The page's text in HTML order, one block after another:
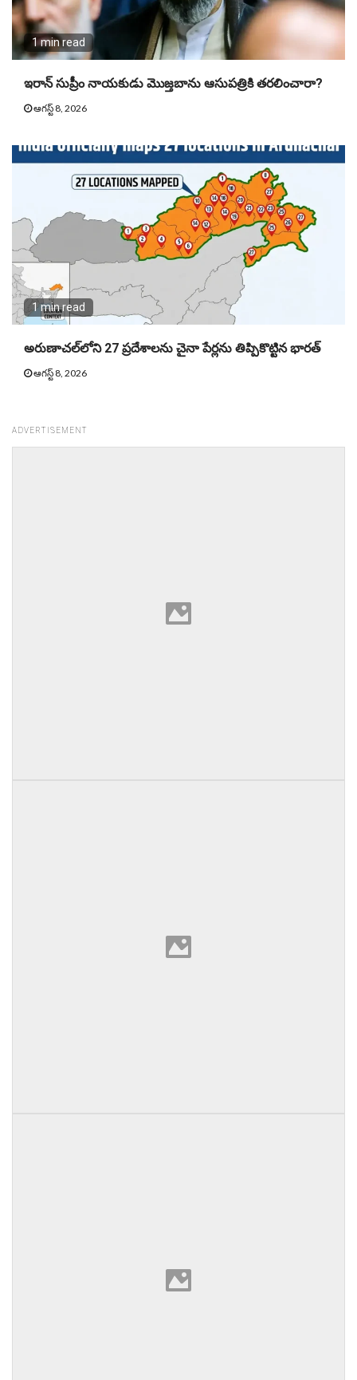
1 min read
ఇరాన్ సుప్రీం నాయకుడు మొజ్తబాను ఆసుపత్రికి తరలించారా?
ఆగస్ట్ 8, 2026
1 min read
అరుణాచల్‌లోని 27 ప్రదేశాలను చైనా పేర్లను తిప్పికొట్టిన భారత్
ఆగస్ట్ 8, 2026
ADVERTISEMENT